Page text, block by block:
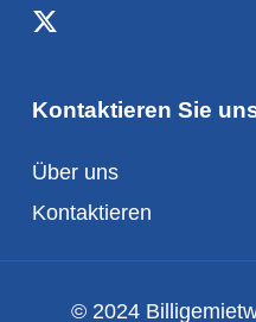
Kontaktieren Sie
Über uns
Kontaktieren
© 2024